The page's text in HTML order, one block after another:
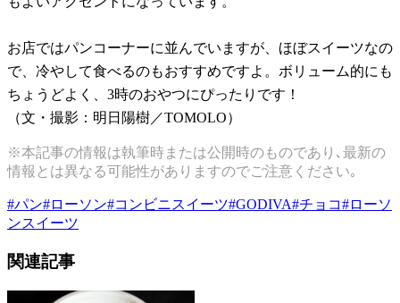
お店ではパンコーナーに並んでいますが、ほぼスイーツなの
で、冷やして食べるのもおすすめですよ。ボリューム的にも
ちょうどよく、3時のおやつにぴったりです！
（文・撮影：明日陽樹／TOMOLO）
※本記事の情報は執筆時または公開時のものであり､最新の
情報とは異なる可能性がありますのでご注意ください｡
#パン#ローソン#コンビニスイーツ#GODIVA#チョコ#ローソ
ンスイーツ
関連記事